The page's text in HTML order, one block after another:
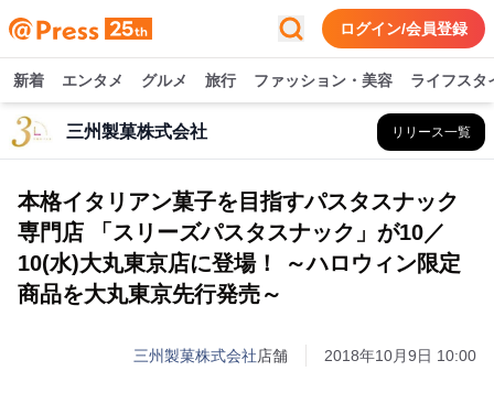
ログイン/会員登録
新着 エンタメ グルメ 旅行 ファッション・美容 ライフスタ
三州製菓株式会社 リリース一覧
本格イタリアン菓子を目指すパスタスナック
専門店 「スリーズパスタスナック」が10／
10(水)大丸東京店に登場！ ～ハロウィン限定
商品を大丸東京先行発売～
三州製菓株式会社店舗 2018年10月9日 10:00